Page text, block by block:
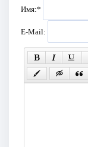
Имя:*
E-Mail: